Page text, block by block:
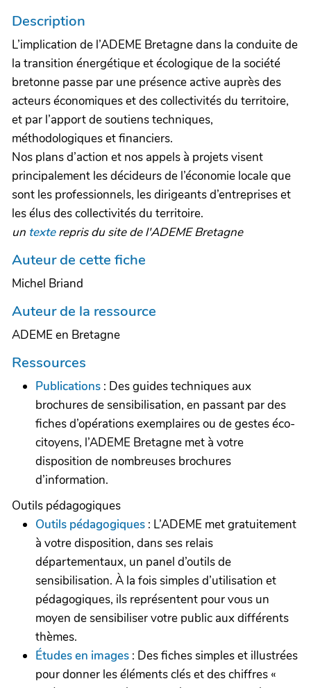
Description
L’implication de l’ADEME Bretagne dans la conduite de
la transition énergétique et écologique de la société
bretonne passe par une présence active auprès des
acteurs économiques et des collectivités du territoire,
et par l’apport de soutiens techniques,
méthodologiques et financiers.
Nos plans d’action et nos appels à projets visent
principalement les décideurs de l’économie locale que
sont les professionnels, les dirigeants d’entreprises et
les élus des collectivités du territoire.
un texterepris du site de l'ADEME Bretagne
Auteur de cette fiche
Michel Briand
Auteur de la ressource
ADEME en Bretagne
Ressources
Publications : Des guides techniques aux
brochures de sensibilisation, en passant par des
fiches d’opérations exemplaires ou de gestes éco-
citoyens, l’ADEME Bretagne met à votre
disposition de nombreuses brochures
d’information.
Outils pédagogiques
Outils pédagogiques : L’ADEME met gratuitement
à votre disposition, dans ses relais
départementaux, un panel d’outils de
sensibilisation. À la fois simples d’utilisation et
pédagogiques, ils représentent pour vous un
moyen de sensibiliser votre public aux différents
thèmes.
Études en images : Des fiches simples et illustrées
pour donner les éléments clés et des chiffres «